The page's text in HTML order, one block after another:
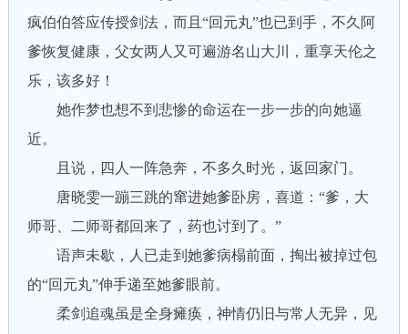
疯伯伯答应传授剑法，而且“回元丸”也已到手，不久阿
爹恢复健康，父女两人又可遍游名山大川，重享天伦之
乐，该多好！
她作梦也想不到悲惨的命运在一步一步的向她逼
近。
且说，四人一阵急奔，不多久时光，返回家门。
唐晓雯一蹦三跳的窜进她爹卧房，喜道：“爹，大
师哥、二师哥都回来了，药也讨到了。”
语声未歇，人已走到她爹病榻前面，掏出被掉过包
的“回元丸”伸手递至她爹眼前。
柔剑追魂虽是全身瘫痪，神情仍旧与常人无异，见